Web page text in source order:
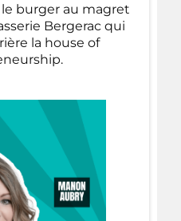
burger au magret
Bergerac qui
la house of